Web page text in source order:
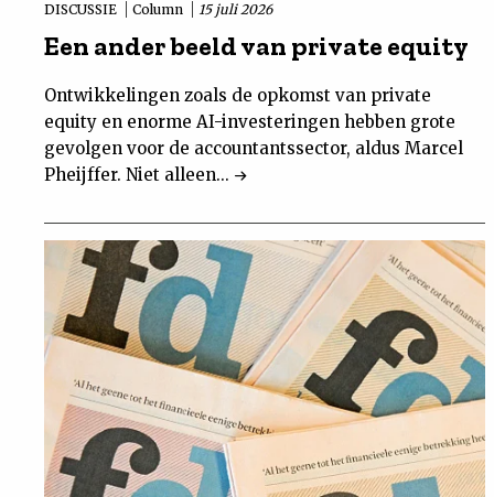
DISCUSSIE Column 15 juli 2026
Een ander beeld van private equity
Ontwikkelingen zoals de opkomst van private
equity en enorme AI-investeringen hebben grote
gevolgen voor de accountantssector, aldus Marcel
Pheijffer. Niet alleen...